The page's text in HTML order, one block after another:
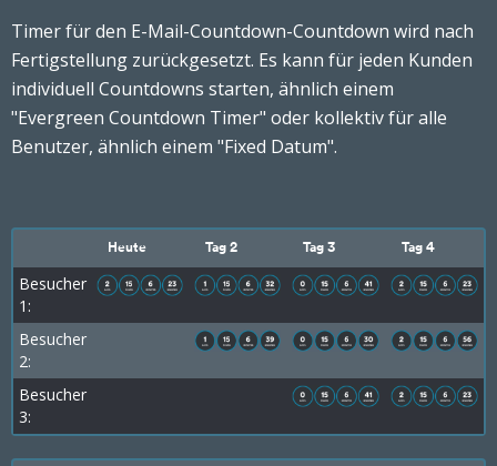
Timer für den E-Mail-Countdown-Countdown wird nach
Fertigstellung zurückgesetzt. Es kann für jeden Kunden
individuell Countdowns starten, ähnlich einem
"Evergreen Countdown Timer" oder kollektiv für alle
Benutzer, ähnlich einem "Fixed Datum".
Heute Tag 2 Tag 3 Tag 4
Besucher
1:
Besucher
2:
Besucher
3: